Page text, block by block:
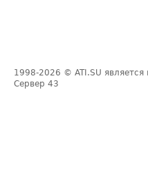
1998-2026 © ATI.SU
Сервер 43